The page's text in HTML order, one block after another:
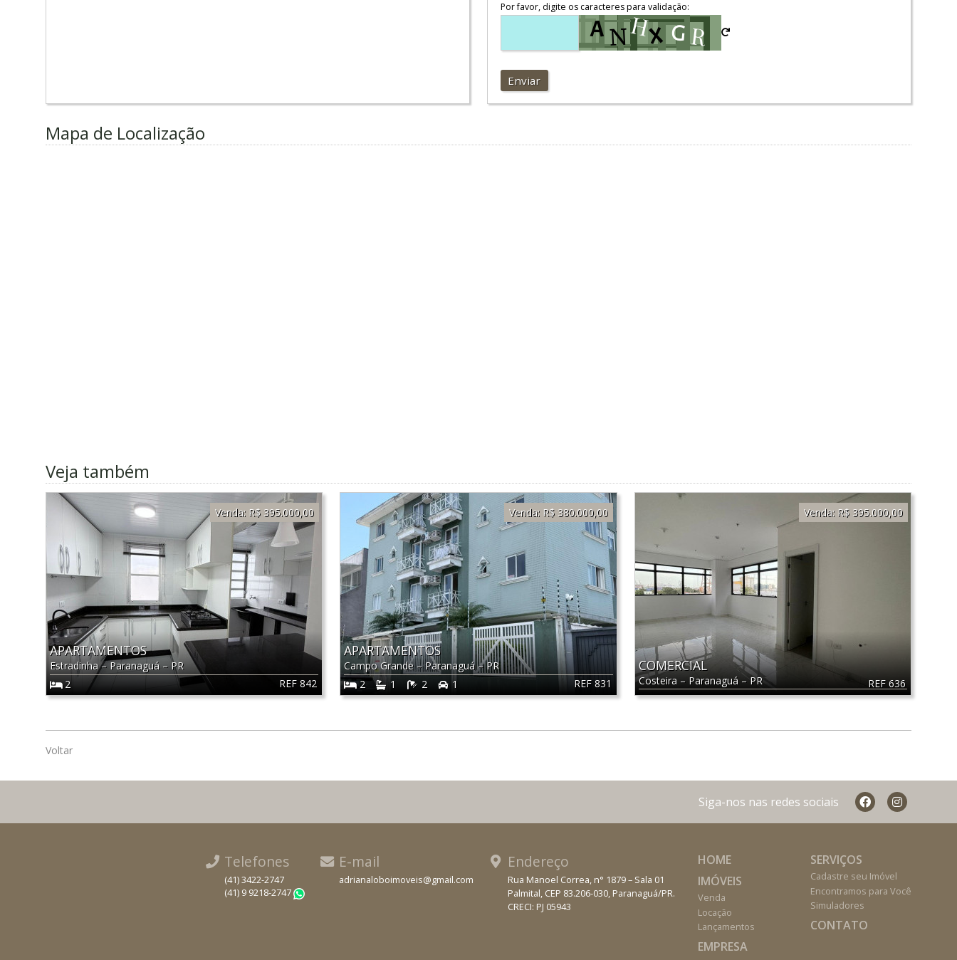
Por favor, digite os caracteres para validação:
Enviar
Mapa de Localização
Veja também
REF 842
APARTAMENTOS
Estradinha–Paranaguá–PR
2
Venda: R$ 395.000,00
REF 831
APARTAMENTOS
Campo Grande–Paranaguá–PR
2
1 2 1
Venda: R$ 380.000,00
REF 636
COMERCIAL
Costeira – Paranaguá –PR
Venda: R$ 395.000,00
Voltar
Siga-nos nas redes sociais
Telefones
(41) 3422-2747
(41) 9 9218-2747
E-mail
adrianaloboimoveis@gmail.com
Endereço
Rua Manoel Correa, n° 1879 – Sala 01
Palmital, CEP 83.206-030, Paranaguá/PR.
CRECI: PJ 05943
HOME
IMÓVEIS
Venda
Locação
Lançamentos
EMPRESA
SERVIÇOS
Cadastre seu Imóvel
Encontramos para Você
Simuladores
CONTATO